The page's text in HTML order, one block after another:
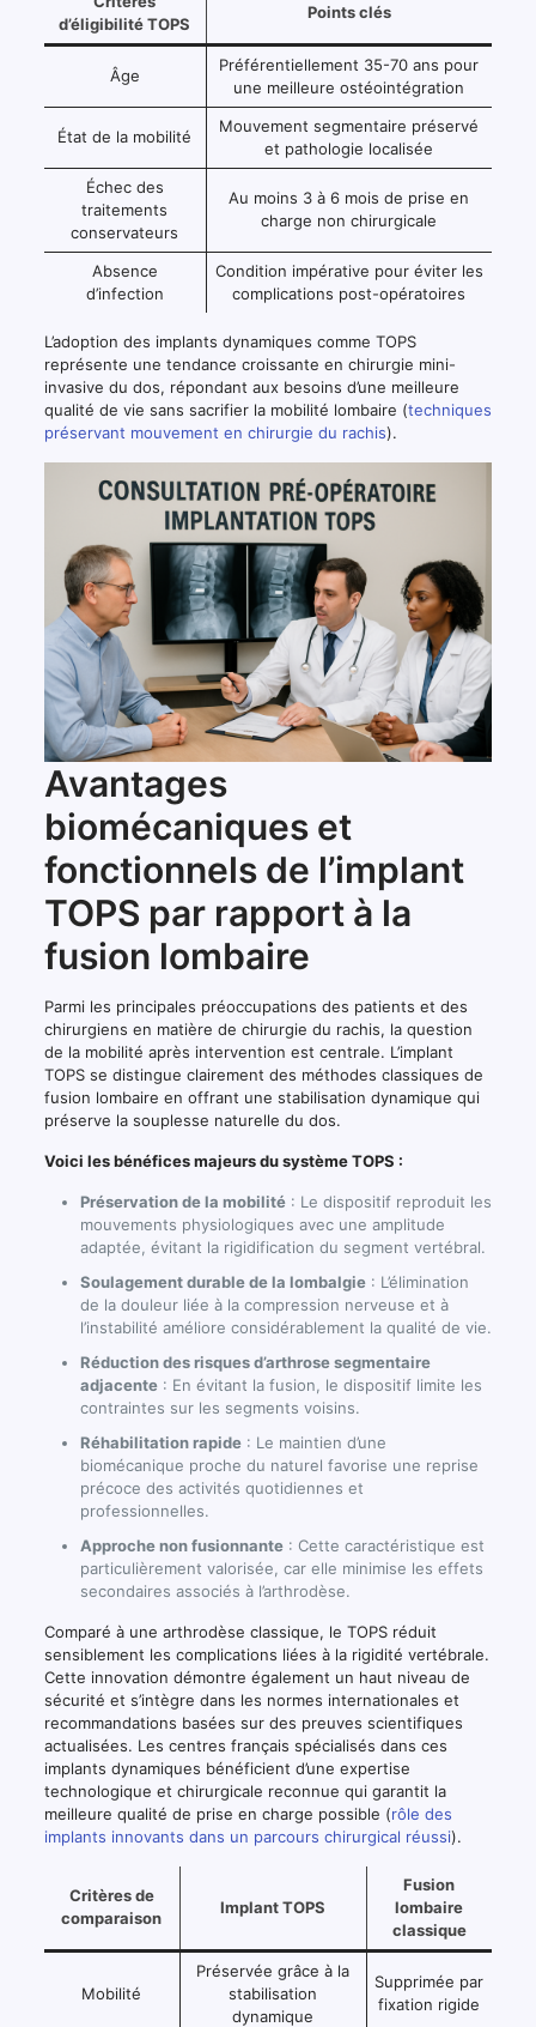
d’éligibilité TOPS
Points clés
Âge
Préférentiellement 35-70 ans pour
une meilleure ostéointégration
État de la mobilité
Mouvement segmentaire préservé
et pathologie localisée
Échec des
traitements
conservateurs
Au moins 3 à 6 mois de prise en
charge non chirurgicale
Absence
d’infection
Condition impérative pour éviter les
complications post-opératoires
L’adoption des implants dynamiques comme TOPS
représente une tendance croissante en chirurgie mini-
invasive du dos, répondant aux besoins d’une meilleure
qualité de vie sans sacrifier la mobilité lombaire (techniques
préservant mouvement en chirurgie du rachis).
Avantages
biomécaniques et
fonctionnels de l’implant
TOPS par rapport à la
fusion lombaire
Parmi les principales préoccupations des patients et des
chirurgiens en matière de chirurgie du rachis, la question
de la mobilité après intervention est centrale. L’implant
TOPS se distingue clairement des méthodes classiques de
fusion lombaire en offrant une stabilisation dynamique qui
préserve la souplesse naturelle du dos.
Voici les bénéfices majeurs du système TOPS :
Préservation de la mobilité: Le dispositif reproduit les
mouvements physiologiques avec une amplitude
adaptée, évitant la rigidification du segment vertébral.
Soulagement durable de la lombalgie: L’élimination
de la douleur liée à la compression nerveuse et à
l’instabilité améliore considérablement la qualité de vie.
Réduction des risques d’arthrose segmentaire
adjacente: En évitant la fusion, le dispositif limite les
contraintes sur les segments voisins.
Réhabilitation rapide: Le maintien d’une
biomécanique proche du naturel favorise une reprise
précoce des activités quotidiennes et
professionnelles.
Approche non fusionnante: Cette caractéristique est
particulièrement valorisée, car elle minimise les effets
secondaires associés à l’arthrodèse.
Comparé à une arthrodèse classique, le TOPS réduit
sensiblement les complications liées à la rigidité vertébrale.
Cette innovation démontre également un haut niveau de
sécurité et s’intègre dans les normes internationales et
recommandations basées sur des preuves scientifiques
actualisées. Les centres français spécialisés dans ces
implants dynamiques bénéficient d’une expertise
technologique et chirurgicale reconnue qui garantit la
meilleure qualité de prise en charge possible (rôle des
implants innovants dans un parcours chirurgical réussi).
Critères de
comparaison
Implant TOPS
Fusion
lombaire
classique
Mobilité
Préservée grâce à la
stabilisation
dynamique
Supprimée par
fixation rigide